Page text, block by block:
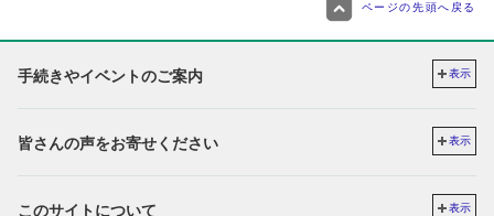
ページの先頭へ戻る
手続きやイベントのご案内 表示
皆さんの声をお寄せください 表示
このサイトについて 表示